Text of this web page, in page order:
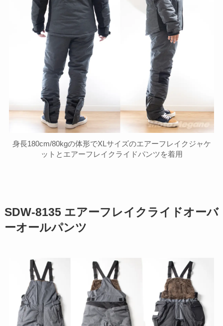
身長180cm/80kgの体形でXLサイズのエアーフレイクジャケ
ットとエアーフレイクライドパンツを着用
SDW-8135 エアーフレイクライドオーバ
ーオールパンツ